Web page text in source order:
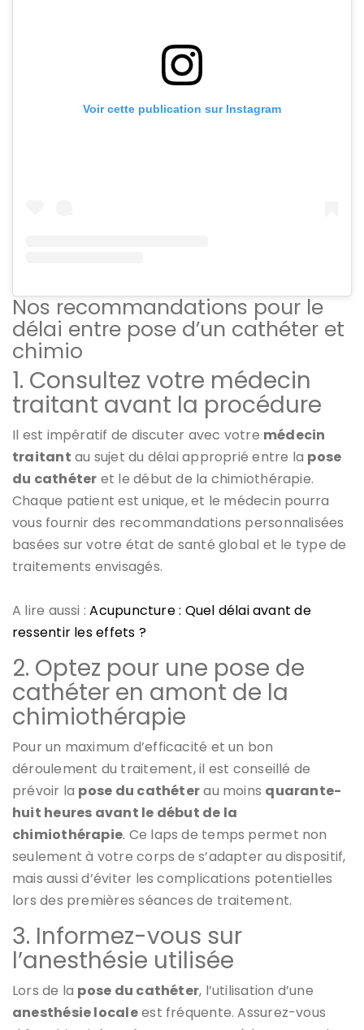
Voir cette publication sur Instagram
Nos recommandations pour le
délai entre pose d’un cathéter et
chimio
1. Consultez votre médecin
traitant avant la procédure
Il est impératif de discuter avec votre médecin
traitant au sujet du délai approprié entre la pose
du cathéter et le début de la chimiothérapie.
Chaque patient est unique, et le médecin pourra
vous fournir des recommandations personnalisées
basées sur votre état de santé global et le type de
traitements envisagés.
A lire aussi :Acupuncture : Quel délai avant de
ressentir les effets ?
2. Optez pour une pose de
cathéter en amont de la
chimiothérapie
Pour un maximum d’efficacité et un bon
déroulement du traitement, il est conseillé de
prévoir la pose du cathéterau moins quarante-
huit heures avant le début de la
chimiothérapie. Ce laps de temps permet non
seulement à votre corps de s’adapter au dispositif,
mais aussi d’éviter les complications potentielles
lors des premières séances de traitement.
3. Informez-vous sur
l’anesthésie utilisée
Lors de la pose du cathéter, l’utilisation d’une
anesthésie localeest fréquente. Assurez-vous